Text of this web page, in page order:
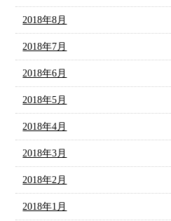
2018年8月
2018年7月
2018年6月
2018年5月
2018年4月
2018年3月
2018年2月
2018年1月